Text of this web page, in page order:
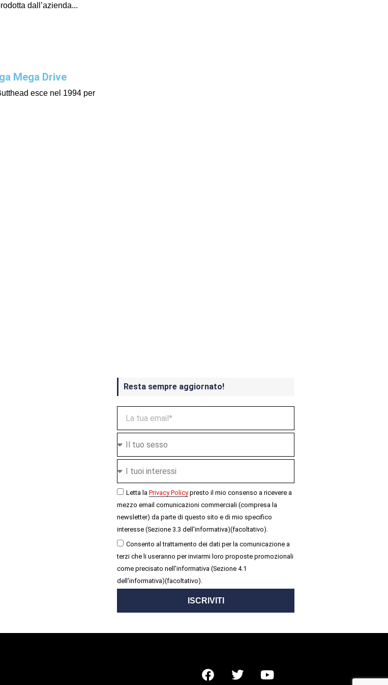
dall’azienda...
Mega Drive
esce nel 1994 per
Resta sempre aggiornato!
Letta la Privacy Policypresto il mio consenso a ricevere a
mezzo email comunicazioni commerciali (compresa la
newsletter) da parte di questo sito e di mio specifico
interesse (Sezione 3.3 dell'informativa)(facoltativo).
Consento al trattamento dei dati per la comunicazione a
terzi che li useranno per inviarmi loro proposte promozionali
come precisato nell'informativa (Sezione 4.1
dell'informativa)(facoltativo).
ISCRIVITI